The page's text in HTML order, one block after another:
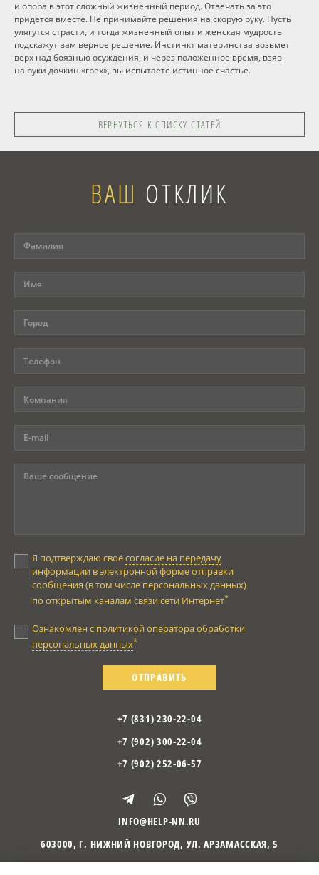
и опора в этот сложный жизненный период. Отвечать за это
придется вместе. Не принимайте решения на скорую руку. Пусть
улягутся страсти, и тогда жизненный опыт и женская мудрость
подскажут вам верное решение. Инстинкт материнства возьмет
верх над боязнью осуждения, и через положенное время, взяв
на руки дочкин «грех», вы испытаете истинное счастье.
ВЕРНУТЬСЯ К СПИСКУ СТАТЕЙ
ВАШ ОТКЛИК
Я подтверждаю своёсогласие на передачу
информации в электронной форме отправки
сообщения (в том числе персональных данных)
по открытым каналам связи сети Интернет*
Ознакомлен с политикой оператора обработки
персональных данных*
ОТПРАВИТЬ
+7 (831) 230-22-04
+7 (902) 300-22-04
+7 (902) 252-06-57
INFO@HELP-NN.RU
603000, Г. НИЖНИЙ НОВГОРОД, УЛ. АРЗАМАССКАЯ, 5